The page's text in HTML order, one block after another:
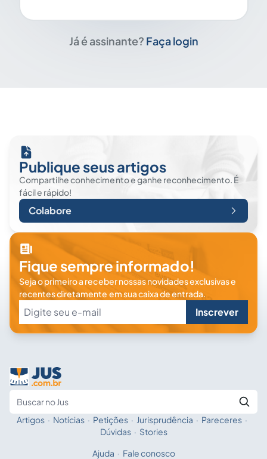
Já é assinante? Faça login
Publique seus artigos
Compartilhe conhecimento e ganhe reconhecimento. É
fácil e rápido!
Colabore
Fique sempre informado!
Seja o primeiro a receber nossas novidades exclusivas e
recentes diretamente em sua caixa de entrada.
Inscrever
Fale com a IA
Artigos · Notícias · Petições · Jurisprudência · Pareceres ·
Dúvidas · Stories
Ajuda · Fale conosco